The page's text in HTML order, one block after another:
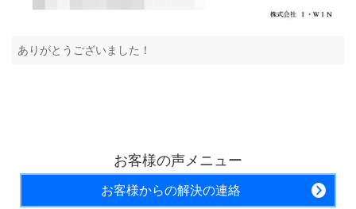
ありがとうございました！
お客様の声メニュー
お客様からの解決の連絡